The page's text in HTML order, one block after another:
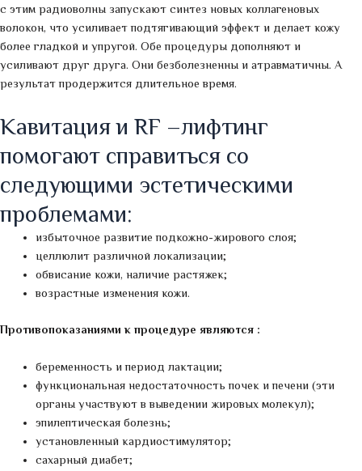
с этим радиоволны запускают синтез новых коллагеновых
волокон, что усиливает подтягивающий эффект и делает кожу
более гладкой и упругой. Обе процедуры дополняют и
усиливают друг друга. Они безболезненны и атравматичны. А
результат продержится длительное время.
Кавитация и RF –лифтинг
помогают справиться со
следующими эстетическими
проблемами:
избыточное развитие подкожно-жирового слоя;
целлюлит различной локализации;
обвисание кожи, наличие растяжек;
возрастные изменения кожи.
Противопоказаниями к процедуре являются :
беременность и период лактации;
функциональная недостаточность почек и печени (эти
органы участвуют в выведении жировых молекул);
эпилептическая болезнь;
установленный кардиостимулятор;
сахарный диабет;